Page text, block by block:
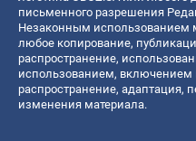
письменного разрешения
Незаконным использованием
любое копирование,
распространение,
использованием, включением
распространение, адаптация,
изменения материала.